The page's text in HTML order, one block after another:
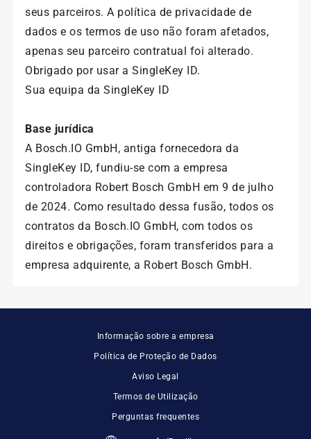
seus parceiros. A política de privacidade de
dados e os termos de uso não foram afetados,
apenas seu parceiro contratual foi alterado.
Obrigado por usar a SingleKey ID.
Sua equipa da SingleKey ID
Base jurídica
A Bosch.IO GmbH, antiga fornecedora da
SingleKey ID, fundiu-se com a empresa
controladora Robert Bosch GmbH em 9 de julho
de 2024. Como resultado dessa fusão, todos os
contratos da Bosch.IO GmbH, com todos os
direitos e obrigações, foram transferidos para a
empresa adquirente, a Robert Bosch GmbH.
Informação sobre a empresa
Política de Proteção de Dados
Aviso Legal
Termos de Utilização
Perguntas frequentes